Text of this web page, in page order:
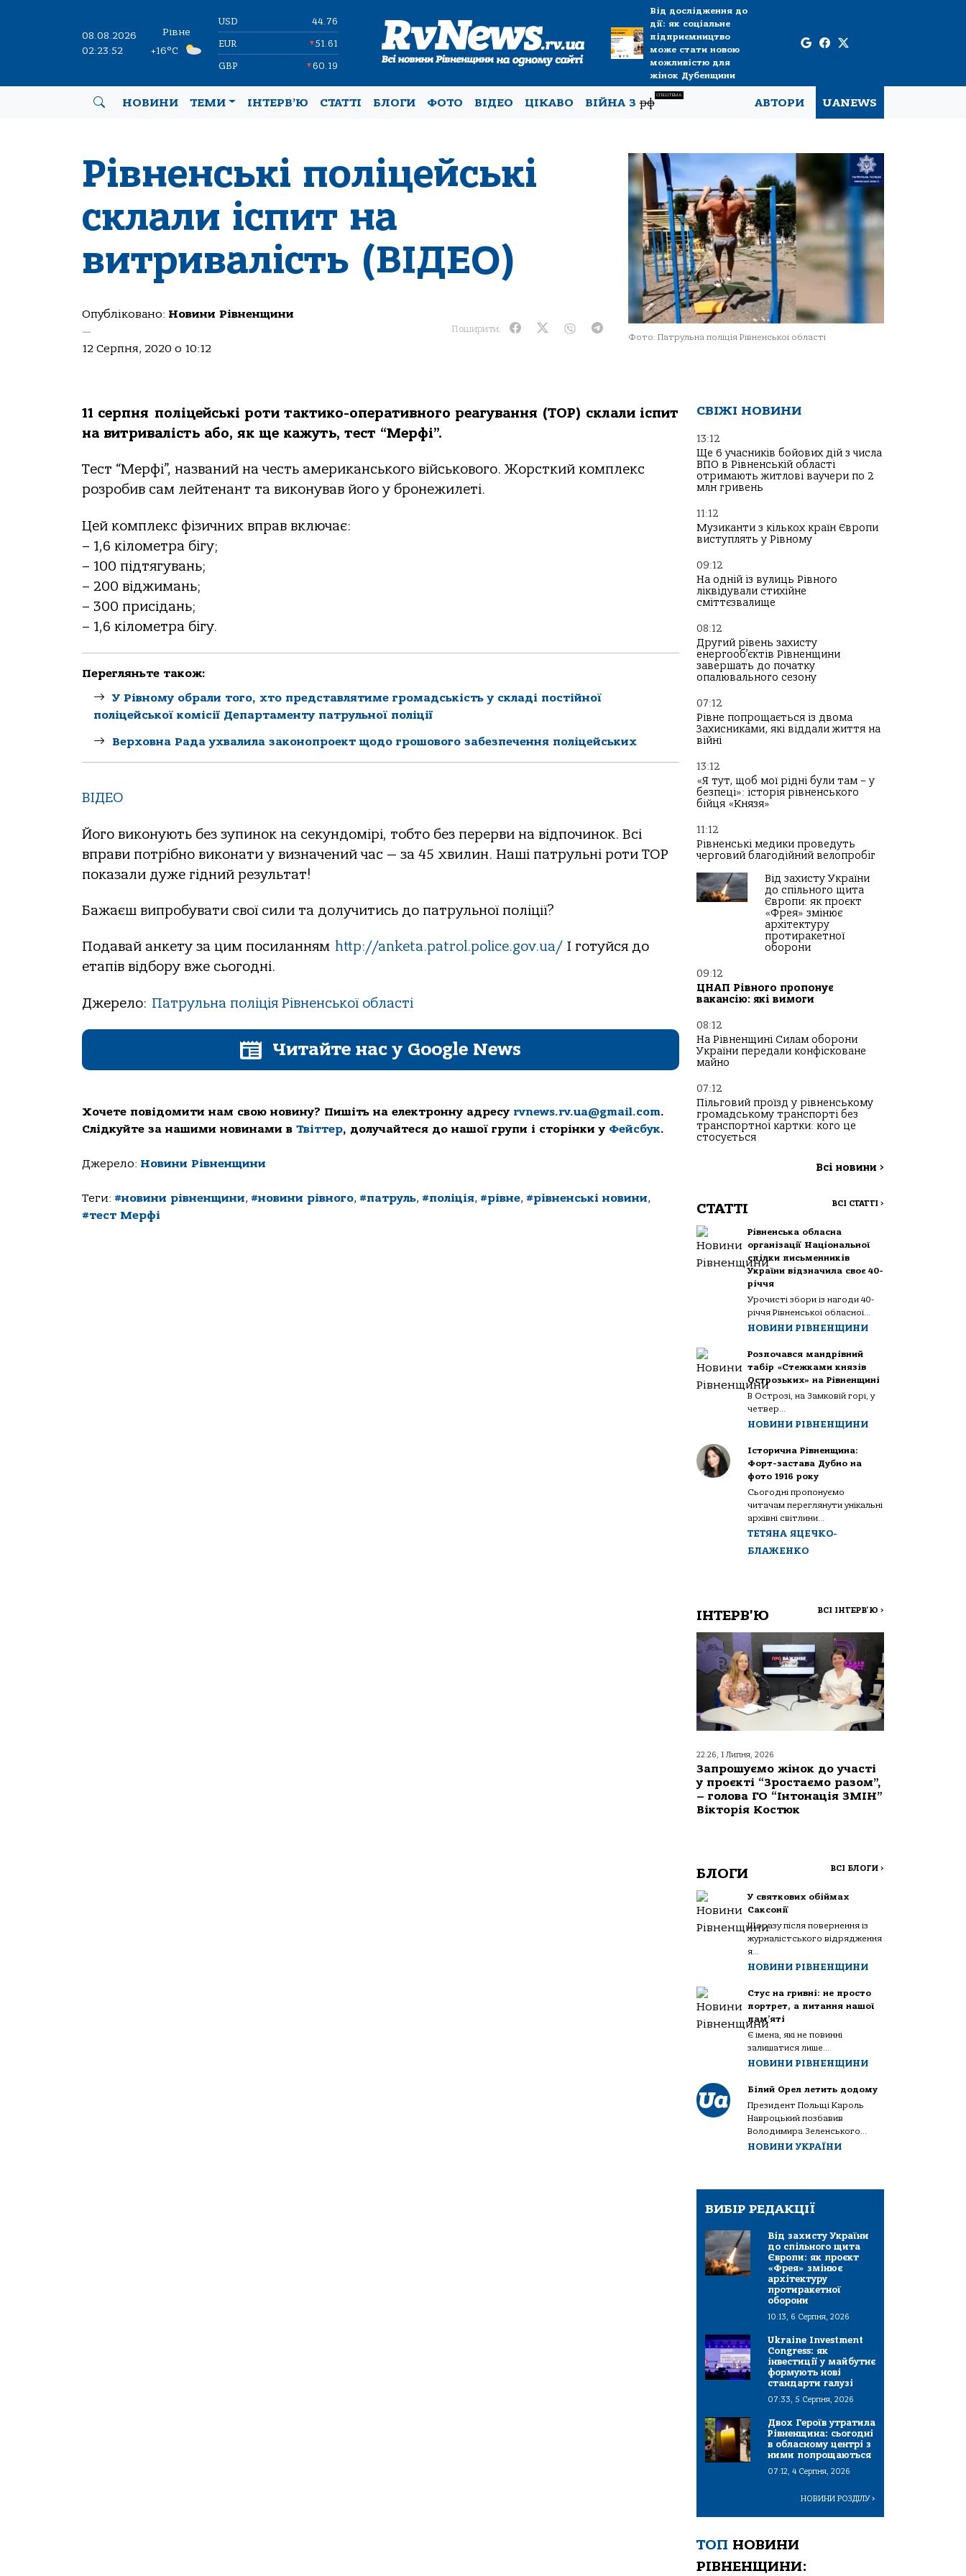
08.08.2026
02:23:53
Рівне
+16°C
USD 44.76
EUR ▼51.61
GBP ▼60.19
Від дослідження до
дії: як соціальне
підприємництво
може стати новою
можливістю для
жінок Дубенщини
НОВИНИ ТЕМИ ІНТЕРВ’Ю СТАТТІ БЛОГИ ФОТО ВІДЕО ЦІКАВО ВІЙНА Зрф
СПЕЦТЕМА
АВТОРИ UANEWS
Рівненські поліцейські
склали іспит на
витривалість (ВІДЕО)
Опубліковано: Новини Рівненщини
—
12 Серпня, 2020 о 10:12
Поширити:
Фото: Патрульна поліція Рівненської області
11 серпня поліцейські роти тактико-оперативного реагування (ТОР) склали іспит
на витривалість або, як ще кажуть, тест “Мерфі”.
Тест “Мерфі”, названий на честь американського військового. Жорсткий комплекс
розробив сам лейтенант та виконував його у бронежилеті.
Цей комплекс фізичних вправ включає:
– 1,6 кілометра бігу;
– 100 підтягувань;
– 200 віджимань;
– 300 присідань;
– 1,6 кілометра бігу.
Перегляньте також:
У Рівному обрали того, хто представлятиме громадськість у складі постійної
поліцейської комісії Департаменту патрульної поліції
Верховна Рада ухвалила законопроект щодо грошового забезпечення поліцейських
ВІДЕО
Його виконують без зупинок на секундомірі, тобто без перерви на відпочинок. Всі
вправи потрібно виконати у визначений час — за 45 хвилин. Наші патрульні роти ТОР
показали дуже гідний результат!
Бажаєш випробувати свої сили та долучитись до патрульної поліції?
Подавай анкету за цим посиланням http://anketa.patrol.police.gov.ua/І готуйся до
етапів відбору вже сьогодні.
Джерело: Патрульна поліція Рівненської області
Читайте нас у Google News
Хочете повідомити нам свою новину? Пишіть на електронну адресу rvnews.rv.ua@gmail.com.
Слідкуйте за нашими новинами в Твіттер, долучайтеся до нашої групи і сторінки у Фейсбук.
Джерело: Новини Рівненщини
Теги: #новини рівненщини, #новини рівного, #патруль, #поліція, #рівне, #рівненські новини,
#тест Мерфі
СВІЖІ НОВИНИ
13:12
Ще 6 учасників бойових дій з числа
ВПО в Рівненській області
отримають житлові ваучери по 2
млн гривень
11:12
Музиканти з кількох країн Європи
виступлять у Рівному
09:12
На одній із вулиць Рівного
ліквідували стихійне
сміттєзвалище
08:12
Другий рівень захисту
енергооб’єктів Рівненщини
завершать до початку
опалювального сезону
07:12
Рівне попрощається із двома
Захисниками, які віддали життя на
війні
13:12
«Я тут, щоб мої рідні були там – у
безпеці»: історія рівненського
бійця «Князя»
11:12
Рівненські медики проведуть
черговий благодійний велопробіг
Від захисту України
до спільного щита
Європи: як проєкт
«Фрея» змінює
архітектуру
протиракетної
оборони
09:12
ЦНАП Рівного пропонує
вакансію: які вимоги
08:12
На Рівненщині Силам оборони
України передали конфісковане
майно
07:12
Пільговий проїзд у рівненському
громадському транспорті без
транспортної картки: кого це
стосується
Всі новини >
СТАТТІ ВСІ СТАТТІ >
Рівненська обласна
організації Національної
спілки письменників
України відзначила своє 40-
річчя
Урочисті збори із нагоди 40-
річчя Рівненської обласної...
НОВИНИ РІВНЕНЩИНИ
Розпочався мандрівний
табір «Стежками князів
Острозьких» на Рівненщині
В Острозі, на Замковій горі, у
четвер...
НОВИНИ РІВНЕНЩИНИ
Історична Рівненщина:
Форт-застава Дубно на
фото 1916 року
Сьогодні пропонуємо
читачам переглянути унікальні
архівні світлини...
ТЕТЯНА ЯЦЕЧКО-
БЛАЖЕНКО
ІНТЕРВ'Ю ВСІ ІНТЕРВ'Ю >
22:26, 1 Липня, 2026
Запрошуємо жінок до участі
у проєкті “Зростаємо разом”,
– голова ГО “Інтонація ЗМІН”
Вікторія Костюк
БЛОГИ ВСІ БЛОГИ >
У святкових обіймах
Саксонії
Щоразу після повернення із
журналістського відрядження
я...
НОВИНИ РІВНЕНЩИНИ
Стус на гривні: не просто
портрет, а питання нашої
пам’яті
Є імена, які не повинні
залишатися лише...
НОВИНИ РІВНЕНЩИНИ
Білий Орел летить додому
Президент Польщі Кароль
Навроцький позбавив
Володимира Зеленського...
НОВИНИ УКРАЇНИ
ВИБІР РЕДАКЦІЇ
Від захисту України
до спільного щита
Європи: як проєкт
«Фрея» змінює
архітектуру
протиракетної
оборони
10:13, 6 Серпня, 2026
Ukraine Investment
Congress: як
інвестиції у майбутнє
формують нові
стандарти галузі
07:33, 5 Серпня, 2026
Двох Героїв утратила
Рівненщина: сьогодні
в обласному центрі з
ними попрощаються
07:12, 4 Серпня, 2026
НОВИНИ РОЗДІЛУ>
ТОП НОВИНИ
РІВНЕНЩИНИ: